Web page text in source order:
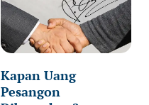
Kapan Uang
Pesangon